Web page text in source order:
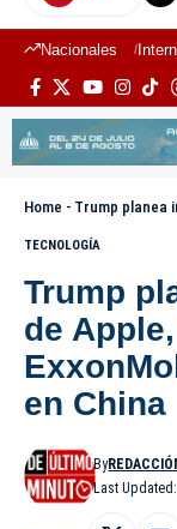
Nacionales
Home - Trump planea
TECNOLOGÍA
Trump
de
en China
Last
By